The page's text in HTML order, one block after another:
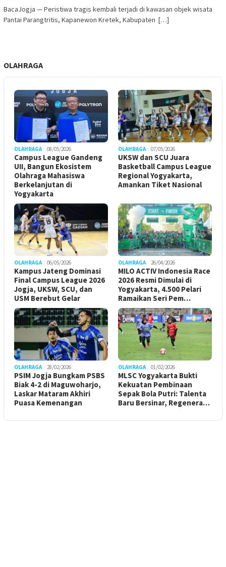
BacaJogja — Peristiwa tragis kembali terjadi di kawasan objek wisata
Pantai Parangtritis, Kapanewon Kretek, Kabupaten […]
OLAHRAGA
OLAHRAGA 08/05/2026
Campus League Gandeng
UII, Bangun Ekosistem
Olahraga Mahasiswa
Berkelanjutan di
Yogyakarta
OLAHRAGA 07/05/2026
UKSW dan SCU Juara
Basketball Campus League
Regional Yogyakarta,
Amankan Tiket Nasional
OLAHRAGA 06/05/2026
Kampus Jateng Dominasi
Final Campus League 2026
Jogja, UKSW, SCU, dan
USM Berebut Gelar
OLAHRAGA 26/04/2026
MILO ACTIV Indonesia Race
2026 Resmi Dimulai di
Yogyakarta, 4.500 Pelari
Ramaikan Seri Pem…
OLAHRAGA 28/02/2026
PSIM Jogja Bungkam PSBS
Biak 4-2 di Maguwoharjo,
Laskar Mataram Akhiri
Puasa Kemenangan
OLAHRAGA 01/02/2026
MLSC Yogyakarta Bukti
Kekuatan Pembinaan
Sepak Bola Putri: Talenta
Baru Bersinar, Regenera…